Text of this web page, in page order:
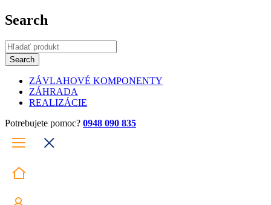
Search
ZÁVLAHOVÉ KOMPONENTY
ZÁHRADA
REALIZÁCIE
Potrebujete pomoc? 0948 090 835